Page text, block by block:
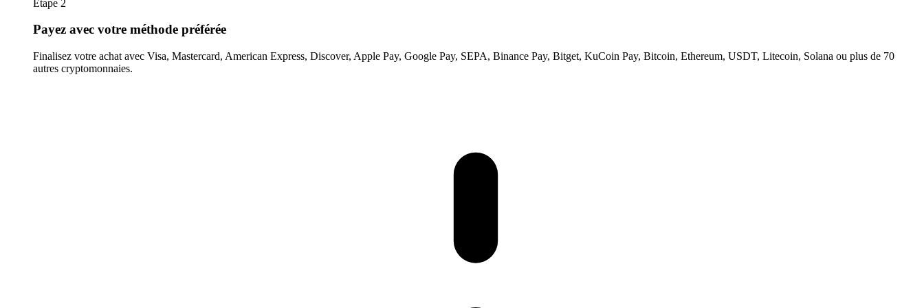
Étape 2
Payez avec votre méthode préférée
Finalisez votre achat avec Visa, Mastercard, American Express, Discover, Apple Pay, Google Pay, SEPA, Binance Pay, Bitget, KuCoin Pay, Bitcoin, Ethereum, USDT, Litecoin, Solana ou plus de 70
autres cryptomonnaies.